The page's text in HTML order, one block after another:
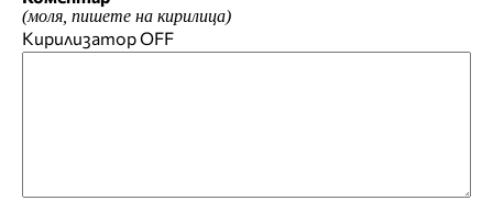
(моля, пишете на кирилица)
КирилизаторOFF